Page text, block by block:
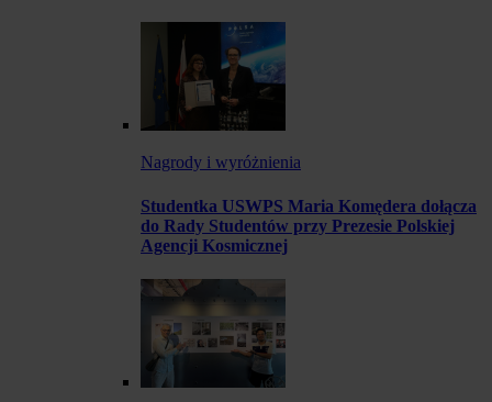
Nagrody i wyróżnienia
Studentka USWPS Maria Komędera dołącza
do Rady Studentów przy Prezesie Polskiej
Agencji Kosmicznej